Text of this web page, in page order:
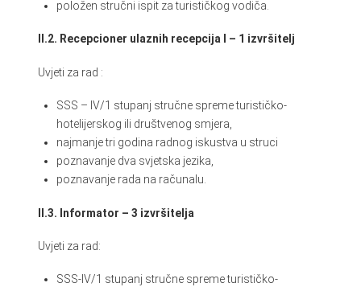
položen stručni ispit za turističkog vodiča.
II.2. Recepcioner ulaznih recepcija I – 1 izvršitelj
Uvjeti za rad :
SSS – IV/1 stupanj stručne spreme turističko-
hotelijerskog ili društvenog smjera,
najmanje tri godina radnog iskustva u struci
poznavanje dva svjetska jezika,
poznavanje rada na računalu.
II.3. Informator – 3 izvršitelja
Uvjeti za rad:
SSS-IV/1 stupanj stručne spreme turističko-